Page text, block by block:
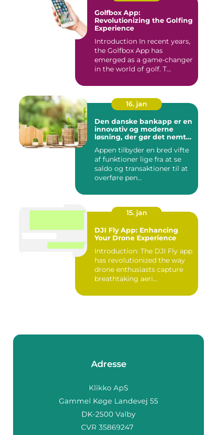
Golfbox App:
Revolutionizing the Golfing
Experience
Introduction In recent years,
the Golfbox App has
emerged as a game-changer
in the world of golf. T...
16. jan
Den danske bankapp er en
innovativ og moderne
løsning, der gør det nemt
at administrere deres
økonomiske forhold
Appen tilbyder en bred vifte
af funktioner lige fra at se
saldo og transaktioner til at
overføre pen...
15. jan
DJI Fly App: Enhancing
Your Drone Experience
Introduction: The DJI Fly app
has revolutionized the way
drone enthusiasts capture
breathtaking aeri...
Adresse